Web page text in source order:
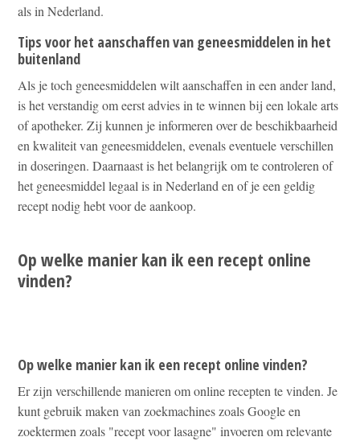
als in Nederland.
Tips voor het aanschaffen van geneesmiddelen in het
buitenland
Als je toch geneesmiddelen wilt aanschaffen in een ander land,
is het verstandig om eerst advies in te winnen bij een lokale arts
of apotheker. Zij kunnen je informeren over de beschikbaarheid
en kwaliteit van geneesmiddelen, evenals eventuele verschillen
in doseringen. Daarnaast is het belangrijk om te controleren of
het geneesmiddel legaal is in Nederland en of je een geldig
recept nodig hebt voor de aankoop.
Op welke manier kan ik een recept online
vinden?
Op welke manier kan ik een recept online vinden?
Er zijn verschillende manieren om online recepten te vinden. Je
kunt gebruik maken van zoekmachines zoals Google en
zoektermen zoals "recept voor lasagne" invoeren om relevante